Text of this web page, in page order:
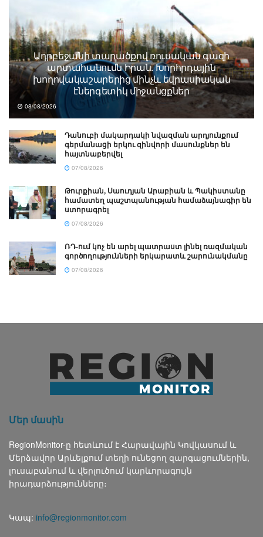
Ադրբեջանի տարածքով ռուսական գազի
արտահանումն Իրան. Խորհրդային
խողովակաշարերից մինչև եվրասիական
էներգետիկ միջանցքներ
08/08/2026
Դանուբի մակարդակի նվազման արդյունքում
գերմանացի երկու զինվորի մասունքներ են
հայտնաբերվել
07/08/2026
Թուրքիան, Սաուդյան Արաբիան և Պակիստանը
համատեղ պաշտպանության համաձայնագիր են
ստորագրել
07/08/2026
ՌԴ-ում կոչ են արել պատրաստ լինել ռազմական
գործողությունների երկարատև շարունակմանը
07/08/2026
Մեր մասին
RegionMonitor-ը հետևում է Հարավային Կովկասում և
Մերձավոր Արևելքում տեղի ունեցող զարգացումներին,
լուսաբանում և վերլուծում կարևորագույն
իրադարձությունները։
Կապ: info@regionmonitor.com